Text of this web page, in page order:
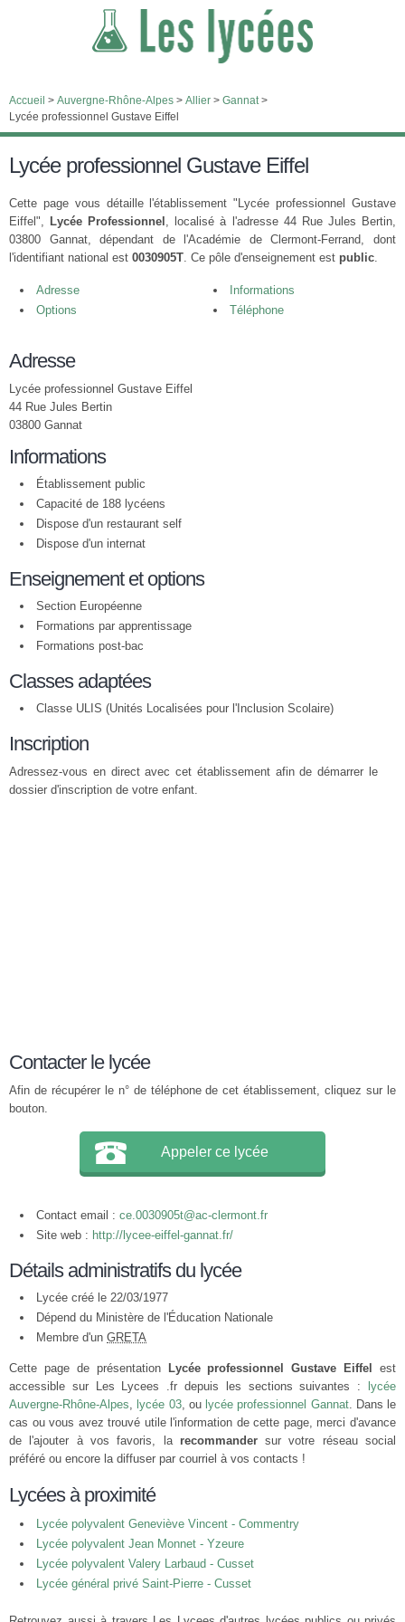
Accueil > Auvergne-Rhône-Alpes > Allier > Gannat>
Lycée professionnel Gustave Eiffel
Lycée professionnel Gustave Eiffel
Cette page vous détaille l'établissement "Lycée professionnel Gustave
Eiffel", Lycée Professionnel , localisé à l'adresse 44 Rue Jules Bertin,
03800 Gannat, dépendant de l'Académie de Clermont-Ferrand, dont
l'identifiant national est 0030905T. Ce pôle d'enseignement est public.
Adresse
Informations
Options
Téléphone
Adresse
Lycée professionnel Gustave Eiffel
44 Rue Jules Bertin
03800 Gannat
Informations
Établissement public
Capacité de 188 lycéens
Dispose d'un restaurant self
Dispose d'un internat
Enseignement et options
Section Européenne
Formations par apprentissage
Formations post-bac
Classes adaptées
Classe ULIS (Unités Localisées pour l'Inclusion Scolaire)
Inscription
Adressez-vous en direct avec cet établissement afin de démarrer le
dossier d'inscription de votre enfant.
Contacter le lycée
Afin de récupérer le n° de téléphone de cet établissement, cliquez sur le
bouton.
Appeler ce lycée
Contact email : ce.0030905t@ac-clermont.fr
Site web : http://lycee-eiffel-gannat.fr/
Détails administratifs du lycée
Lycée créé le 22/03/1977
Dépend du Ministère de l'Éducation Nationale
Membre d'un GRETA
Cette page de présentation Lycée professionnel Gustave Eiffel
est
accessible sur Les Lycees .fr depuis les sections suivantes :
lycée
Auvergne-Rhône-Alpes, lycée 03, ou lycée professionnel Gannat. Dans le
cas ou vous avez trouvé utile l'information de cette page, merci d'avance
de l'ajouter à vos favoris, la recommandersur votre réseau social
préféré ou encore la diffuser par courriel à vos contacts !
Lycées à proximité
Lycée polyvalent Geneviève Vincent - Commentry
Lycée polyvalent Jean Monnet - Yzeure
Lycée polyvalent Valery Larbaud - Cusset
Lycée général privé Saint-Pierre - Cusset